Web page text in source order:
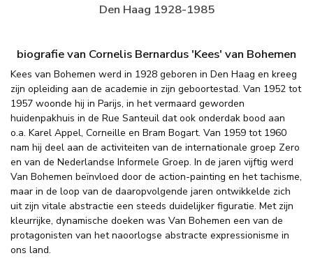
Den Haag 1928-1985
biografie van Cornelis Bernardus 'Kees' van Bohemen
Kees van Bohemen werd in 1928 geboren in Den Haag en kreeg
zijn opleiding aan de academie in zijn geboortestad. Van 1952 tot
1957 woonde hij in Parijs, in het vermaard geworden
huidenpakhuis in de Rue Santeuil dat ook onderdak bood aan
o.a. Karel Appel, Corneille en Bram Bogart. Van 1959 tot 1960
nam hij deel aan de activiteiten van de internationale groep Zero
en van de Nederlandse Informele Groep. In de jaren vijftig werd
Van Bohemen beïnvloed door de action-painting en het tachisme,
maar in de loop van de daaropvolgende jaren ontwikkelde zich
uit zijn vitale abstractie een steeds duidelijker figuratie. Met zijn
kleurrijke, dynamische doeken was Van Bohemen een van de
protagonisten van het naoorlogse abstracte expressionisme in
ons land.